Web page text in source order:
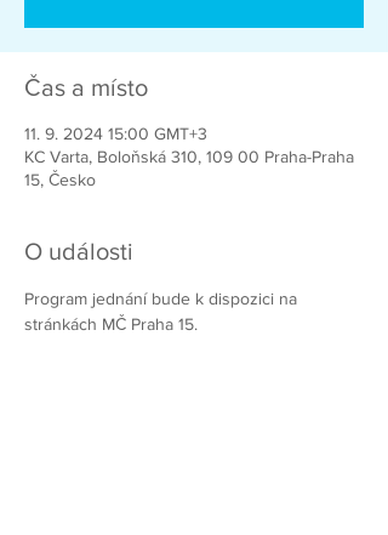
Čas a místo
11. 9. 2024 15:00 GMT+3
KC Varta, Boloňská 310, 109 00 Praha-Praha
15, Česko
O události
Program jednání bude k dispozici na
stránkách MČ Praha 15.